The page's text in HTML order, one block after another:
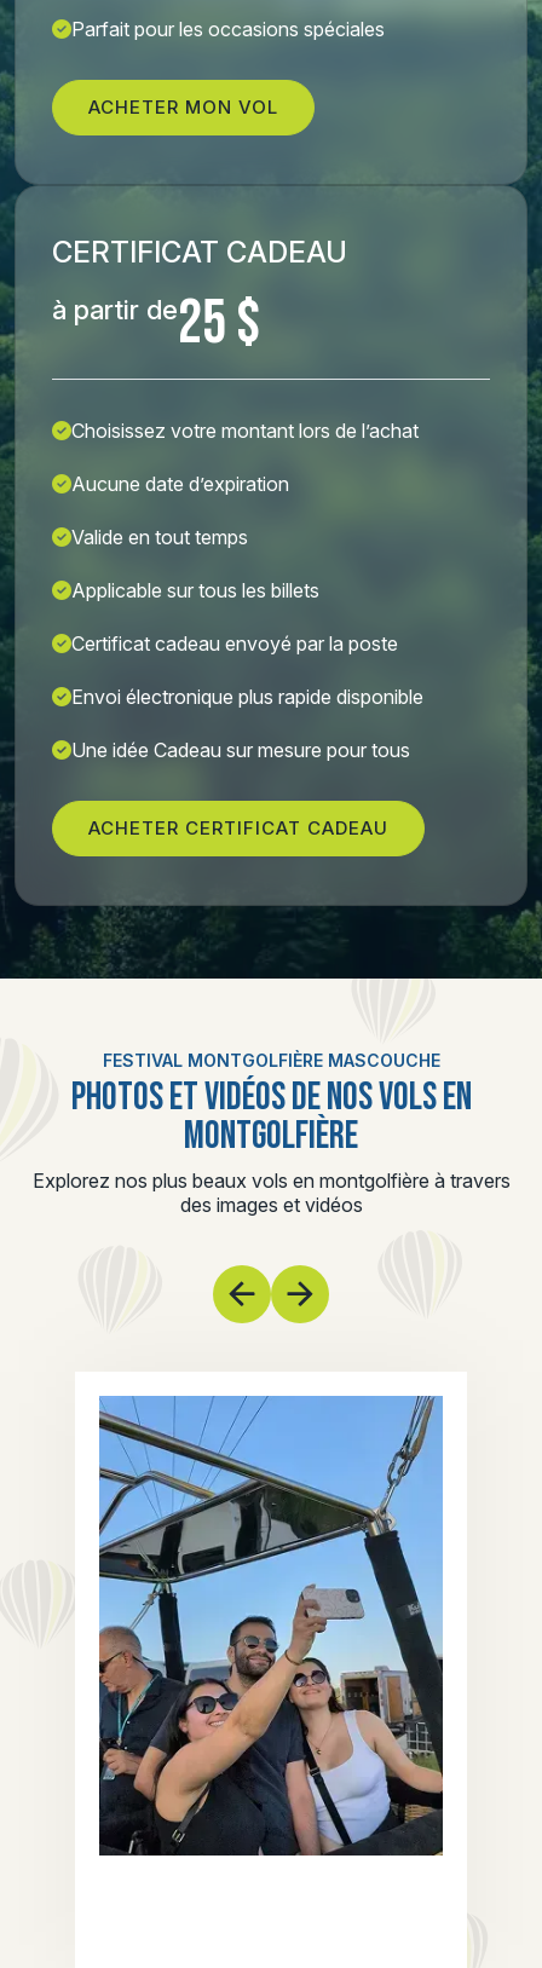
Parfait pour les occasions spéciales
ACHETER MON VOL
CERTIFICAT CADEAU
à partir de25 $
Choisissez votre montant lors de l’achat
Aucune date d’expiration
Valide en tout temps
Applicable sur tous les billets
Certificat cadeau envoyé par la poste
Envoi électronique plus rapide disponible
Une idée Cadeau sur mesure pour tous
ACHETER CERTIFICAT CADEAU
FESTIVAL MONTGOLFIÈRE MASCOUCHE
PHOTOS ET VIDÉOS DE NOS VOLS EN
MONTGOLFIÈRE
Explorez nos plus beaux vols en montgolfière à travers
des images et vidéos